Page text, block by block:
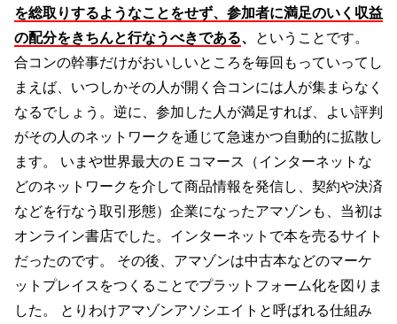
を総取りするようなことをせず、参加者に満足のいく収益
の配分をきちんと行なうべきである、
ということです。
合コンの幹事だけがおいしいところを毎回もっていってし
まえば、いつしかその人が開く合コンには人が集まらなく
なるでしょう。逆に、参加した人が満足すれば、よい評判
がその人のネットワークを通じて急速かつ自動的に拡散し
ます。 いまや世界最大のＥコマース（インターネットな
どのネットワークを介して商品情報を発信し、契約や決済
などを行なう取引形態）企業になったアマゾンも、当初は
オンライン書店でした。インターネットで本を売るサイト
だったのです。 その後、アマゾンは中古本などのマーケ
ットプレイスをつくることでプラットフォーム化を図りま
した。 とりわけアマゾンアソシエイトと呼ばれる仕組み